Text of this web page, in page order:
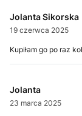
Jolanta Sikorska
19 czerwca 2025
Kupiłam go po raz
Jolanta
23 marca 2025